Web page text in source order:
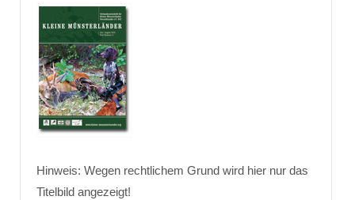
Hinweis: Wegen rechtlichem Grund wird hier nur das
Titelbild angezeigt!